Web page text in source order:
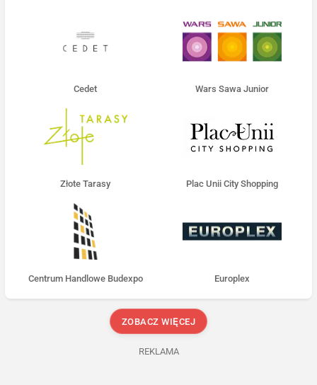
Cedet Wars Sawa Junior
Złote Tarasy Plac Unii City Shopping
Centrum Handlowe Budexpo Europlex
ZOBACZ WIĘCEJ
REKLAMA